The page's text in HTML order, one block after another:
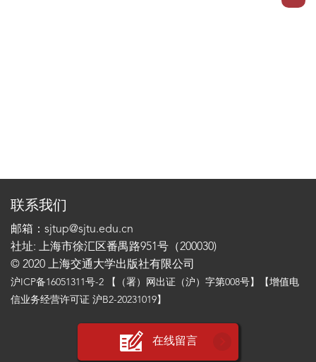
联系我们
邮箱：sjtup@sjtu.edu.cn
社址: 上海市徐汇区番禺路951号（200030)
© 2020 上海交通大学出版社有限公司
沪ICP备16051311号-2 【（署）网出证（沪）字第008号】【增值电
信业务经营许可证 沪B2-20231019】
在线留言